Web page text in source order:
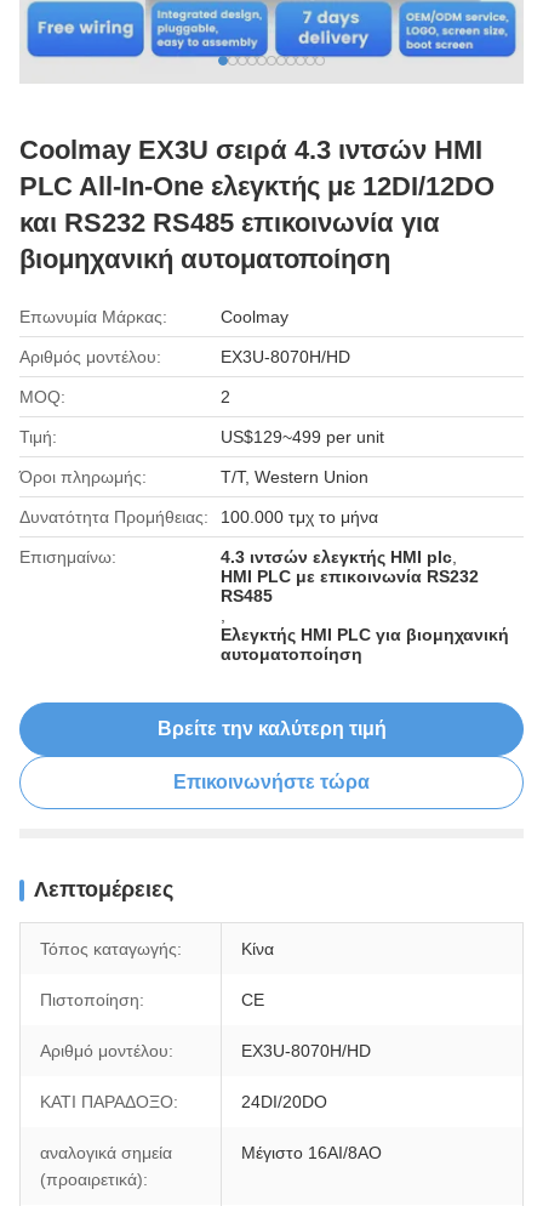
Coolmay EX3U σειρά 4.3 ιντσών HMI
PLC All-In-One ελεγκτής με 12DI/12DO
και RS232 RS485 επικοινωνία για
βιομηχανική αυτοματοποίηση
Επωνυμία Μάρκας: Coolmay
Αριθμός μοντέλου: EX3U-8070H/HD
MOQ: 2
Τιμή: US$129~499 per unit
Όροι πληρωμής: T/T, Western Union
Δυνατότητα Προμήθειας: 100.000 τμχ το μήνα
Επισημαίνω: 4.3 ιντσών ελεγκτής HMI plc
HMI PLC με επικοινωνία RS232
RS485
Ελεγκτής HMI PLC για βιομηχανική
αυτοματοποίηση
Βρείτε την καλύτερη τιμή
Επικοινωνήστε τώρα
Λεπτομέρειες
Τόπος καταγωγής: Κίνα
Πιστοποίηση: CE
Αριθμό μοντέλου: EX3U-8070H/HD
ΚΑΤΙ ΠΑΡΑΔΟΞΟ: 24DI/20DO
αναλογικά σημεία
(προαιρετικά):
Μέγιστο 16AI/8AO